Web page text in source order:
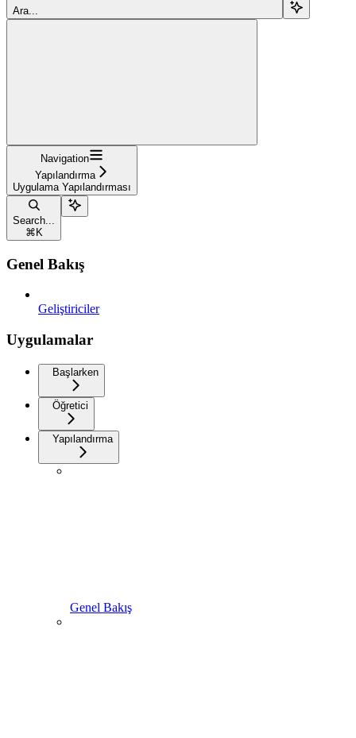
Ara...
Navigation
Yapılandırma
Uygulama Yapılandırması
Search...
⌘ K
Genel Bakış
Geliştiriciler
Uygulamalar
Başlarken
Öğretici
Yapılandırma
Genel Bakış